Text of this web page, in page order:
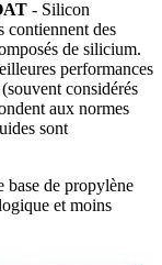
- Silicon
contiennent des
de silicium.
performances
considérés
aux normes
sont
base de propylène
et moins